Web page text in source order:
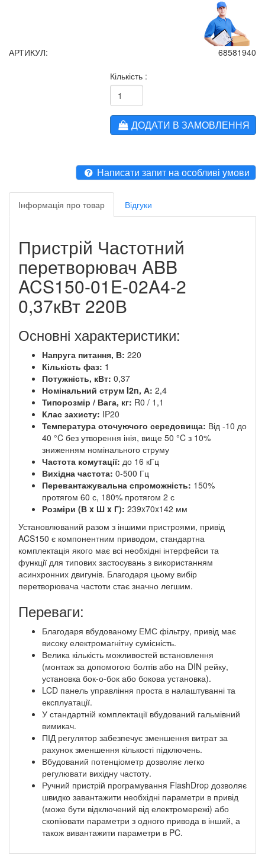
АРТИКУЛ:
68581940
Кількість :
ДОДАТИ В ЗАМОВЛЕННЯ
Написати запит на особливі умови
Інформація про товар Відгуки
Пристрій Частотний
перетворювач ABB
ACS150-01E-02A4-2
0,37кВт 220В
Основні характеристики:
Напруга питання, В: 220
Кількість фаз: 1
Потужність, кВт: 0,37
Номінальний струм I2n, А: 2,4
Типорозмір / Вага, кг: R0 / 1,1
Клас захисту: IP20
Температура оточуючого середовища: Від -10 до
40 °C без утворення інія, вище 50 °C з 10%
зниженням номінального струму
Частота комутації: до 16 кГц
Вихідна частота: 0-500 Гц
Перевантажувальна спроможність: 150%
протягом 60 с, 180% протягом 2 с
Розміри (В x Ш x Г): 239x70x142 мм
Установлюваний разом з іншими пристроями, привід
ACS150 є компонентним приводом, стандартна
комплектація якого має всі необхідні інтерфейси та
функції для типових застосувань з використанням
асинхронних двигунів. Благодаря цьому вибір
перетворювача частоти стає значно легшим.
Переваги:
Благодаря вбудованому ЕМС фільтру, привід має
високу електромагнітну сумісність.
Велика кількість можливостей встановлення
(монтаж за допомогою болтів або на DIN рейку,
установка бок-о-бок або бокова установка).
LCD панель управління проста в налаштуванні та
експлуатації.
У стандартній комплектації вбудований гальмівний
вимикач.
ПІД регулятор забезпечує зменшення витрат за
рахунок зменшення кількості підключень.
Вбудований потенціометр дозволяє легко
регулювати вихідну частоту.
Ручний пристрій програмування FlashDrop дозволяє
швидко завантажити необхідні параметри в привід
(може бути відключений від електромережі) або
скопіювати параметри з одного привода в інший, а
також вивантажити параметри в PC.